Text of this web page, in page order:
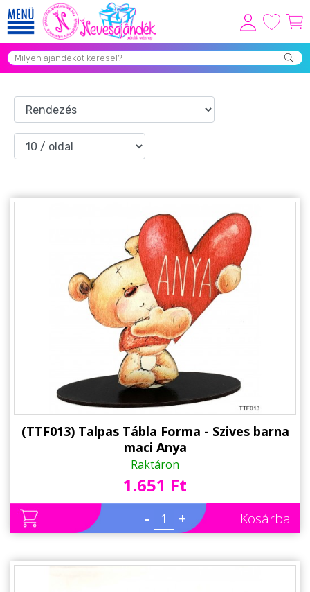
Viszonteladóknak
Grill Party Kellékek ❤️
Egyedi Ajándékok Rendelés
Vicces Pólók
Budapest Ajándéktárgyak
Szülinapi ajándékok
Ajándék Ötletek Férfiaknak
Ajándék Gyerekeknek
Családtagoknak
Névnapi ajándékok
(TTF013) Talpas Tábla Forma - Szives barna
maci Anya
Raktáron
1.651 Ft
- + Kosárba